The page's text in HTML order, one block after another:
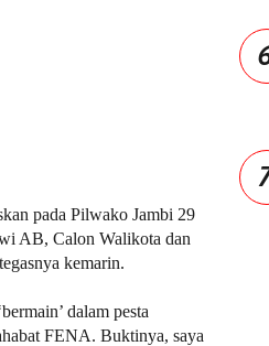
pada Pilwako Jambi 29
AB, Calon Walikota dan
kemarin.
dalam pesta
FENA. Buktinya, saya